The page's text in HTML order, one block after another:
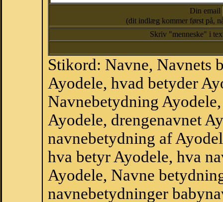
Din email
(dit indlæg kommer først på,
Skriv "menneske" i
Stikord: Navne, Navnets
Ayodele, hvad betyder
Navnebetydning
Ayodele, drengenavnet
navnebetydning af
hva betyr Ayodele, hva
Ayodele, Navne
navnebetydninger